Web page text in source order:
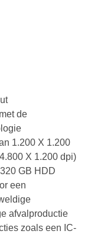
de
1.200 X 1.200
X 1.200 dpi)
GB HDD
een
afvalproductie
zoals een IC-